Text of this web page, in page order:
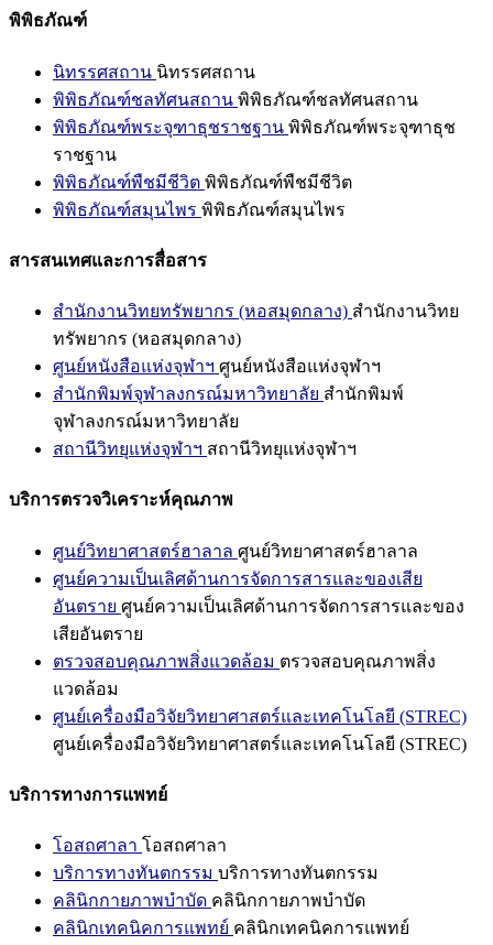
พิพิธภัณฑ์
นิทรรศสถาน นิทรรศสถาน
พิพิธภัณฑ์ชลทัศนสถาน พิพิธภัณฑ์ชลทัศนสถาน
พิพิธภัณฑ์พระจุฑาธุชราชฐาน พิพิธภัณฑ์พระจุฑาธุช
ราชฐาน
พิพิธภัณฑ์พืชมีชีวิต พิพิธภัณฑ์พืชมีชีวิต
พิพิธภัณฑ์สมุนไพร พิพิธภัณฑ์สมุนไพร
สารสนเทศและการสื่อสาร
สำนักงานวิทยทรัพยากร (หอสมุดกลาง) สำนักงานวิทย
ทรัพยากร (หอสมุดกลาง)
ศูนย์หนังสือแห่งจุฬาฯ ศูนย์หนังสือแห่งจุฬาฯ
สำนักพิมพ์จุฬาลงกรณ์มหาวิทยาลัย สำนักพิมพ์
จุฬาลงกรณ์มหาวิทยาลัย
สถานีวิทยุแห่งจุฬาฯ สถานีวิทยุแห่งจุฬาฯ
บริการตรวจวิเคราะห์คุณภาพ
ศูนย์วิทยาศาสตร์ฮาลาล ศูนย์วิทยาศาสตร์ฮาลาล
ศูนย์ความเป็นเลิศด้านการจัดการสารและของเสีย
อันตราย ศูนย์ความเป็นเลิศด้านการจัดการสารและของ
เสียอันตราย
ตรวจสอบคุณภาพสิ่งแวดล้อม ตรวจสอบคุณภาพสิ่ง
แวดล้อม
ศูนย์เครื่องมือวิจัยวิทยาศาสตร์และเทคโนโลยี (STREC)
ศูนย์เครื่องมือวิจัยวิทยาศาสตร์และเทคโนโลยี (STREC)
บริการทางการแพทย์
โอสถศาลา โอสถศาลา
บริการทางทันตกรรม บริการทางทันตกรรม
คลินิกกายภาพบำบัด คลินิกกายภาพบำบัด
คลินิกเทคนิคการแพทย์ คลินิกเทคนิคการแพทย์